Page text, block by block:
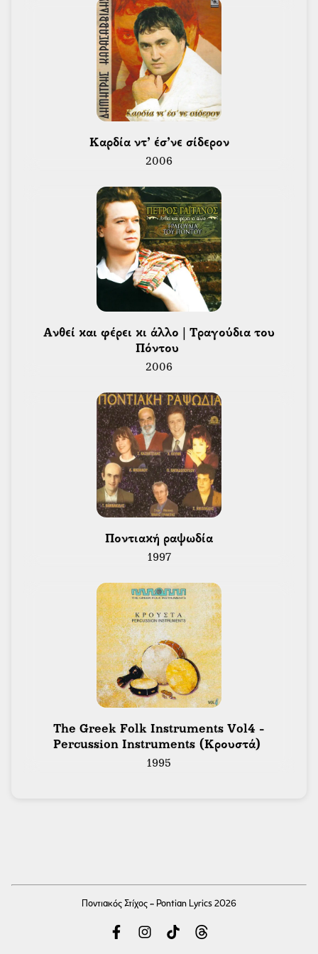
Διδάσκει παραδοσιακά κρουστά στο Ωδείο Αθηνών.
Καρδία ντ’ έσ’νε σίδερον
2006
Πόντου
2006
Ποντιακή ραψωδία
1997
Percussion Instruments (Κρουστά)
1995
Ποντιακός Στίχος - Pontian Lyrics 2026